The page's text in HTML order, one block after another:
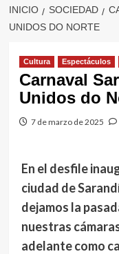
INICIO SOCIEDAD
UNIDOS DO NORTE
Cultura Espectáculos
Carnaval
Unidos do
7 de marzo de 2025
En el desfile
ciudad de
dejamos la
nuestras
adelante como